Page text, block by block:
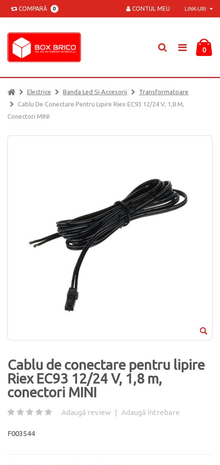
COMPARĂ 0 LINK-URI
CONTUL MEU
0
Electrice Banda Led Si Accesorii
Transformatoare
Cablu De Conectare Pentru Lipire Riex EC93 12/24 V, 1,8 M,
Conectori MINI
Cablu de conectare pentru lipire
Riex EC93 12/24 V, 1,8 m,
conectori MINI
Adaugă review | Adaugă întrebare
F003544